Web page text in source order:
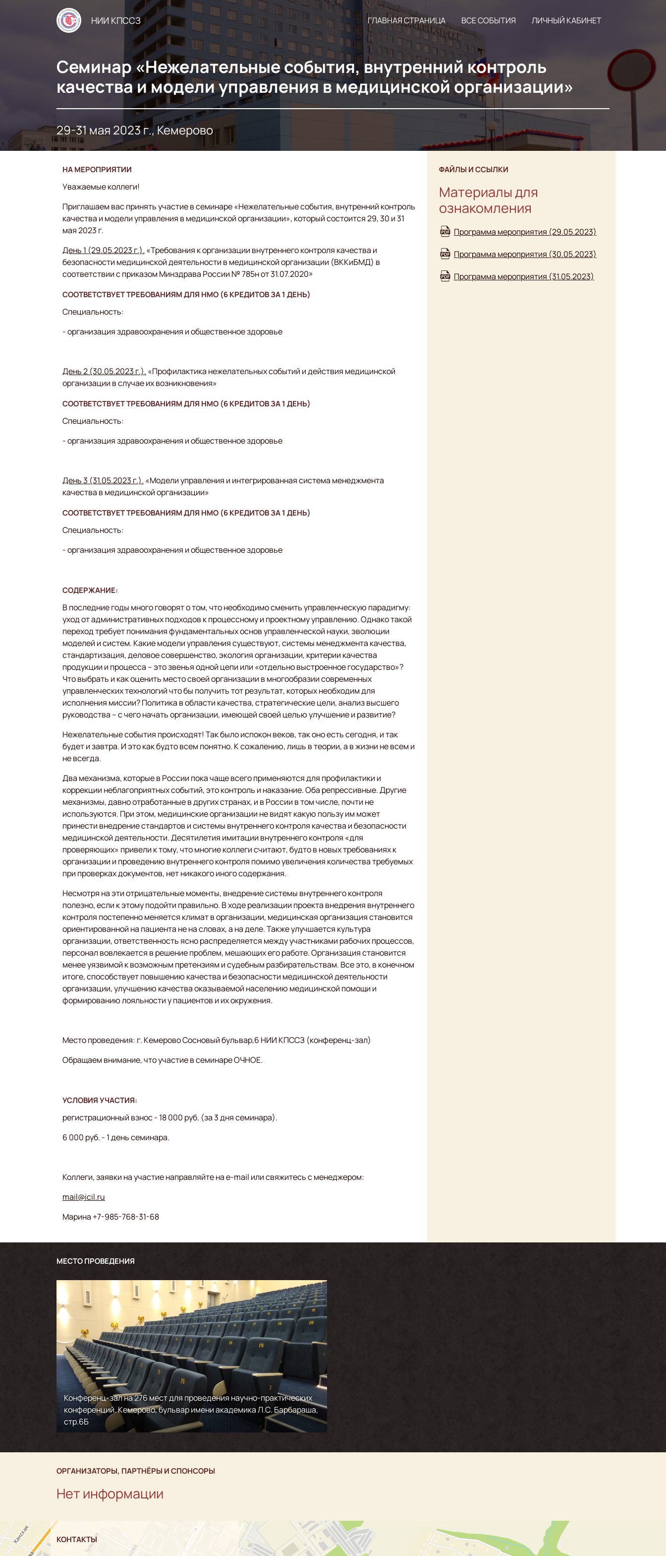
НИИ КПССЗ ГЛАВНАЯ СТРАНИЦА ВСЕ СОБЫТИЯ ЛИЧНЫЙ КАБИНЕТ
Семинар «Нежелательные события, внутренний контроль
качества и модели управления в медицинской организации»
29-31 мая 2023 г., Кемерово
НА МЕРОПРИЯТИИ
Уважаемые коллеги!
Приглашаем вас принять участие в семинаре «Нежелательные события, внутренний контроль
качества и модели управления в медицинской организации», который состоится 29, 30 и 31
мая 2023 г.
День 1 (29.05.2023 г.). «Требования к организации внутреннего контроля качества и
безопасности медицинской деятельности в медицинской организации (ВККиБМД) в
соответствии с приказом Минздрава России № 785н от 31.07.2020»
СООТВЕТСТВУЕТ ТРЕБОВАНИЯМ ДЛЯ НМО (6 КРЕДИТОВ ЗА 1 ДЕНЬ)
Специальность:
- организация здравоохранения и общественное здоровье
День 2 (30.05.2023 г.). «Профилактика нежелательных событий и действия медицинской
организации в случае их возникновения»
СООТВЕТСТВУЕТ ТРЕБОВАНИЯМ ДЛЯ НМО (6 КРЕДИТОВ ЗА 1 ДЕНЬ)
Специальность:
- организация здравоохранения и общественное здоровье
День 3 (31.05.2023 г.). «Модели управления и интегрированная система менеджмента
качества в медицинской организации»
СООТВЕТСТВУЕТ ТРЕБОВАНИЯМ ДЛЯ НМО (6 КРЕДИТОВ ЗА 1 ДЕНЬ)
Специальность:
- организация здравоохранения и общественное здоровье
СОДЕРЖАНИЕ:
В последние годы много говорят о том, что необходимо сменить управленческую парадигму:
уход от административных подходов к процессному и проектному управлению. Однако такой
переход требует понимания фундаментальных основ управленческой науки, эволюции
моделей и систем. Какие модели управления существуют, системы менеджмента качества,
стандартизация, деловое совершенство, экология организации, критерии качества
продукции и процесса – это звенья одной цепи или «отдельно выстроенное государство»?
Что выбрать и как оценить место своей организации в многообразии современных
управленческих технологий что бы получить тот результат, которых необходим для
исполнения миссии? Политика в области качества, стратегические цели, анализ высшего
руководства – с чего начать организации, имеющей своей целью улучшение и развитие?
Нежелательные события происходят! Так было испокон веков, так оно есть сегодня, и так
будет и завтра. И это как будто всем понятно. К сожалению, лишь в теории, а в жизни не всем и
не всегда.
Два механизма, которые в России пока чаще всего применяются для профилактики и
коррекции неблагоприятных событий, это контроль и наказание. Оба репрессивные. Другие
механизмы, давно отработанные в других странах, и в России в том числе, почти не
используются. При этом, медицинские организации не видят какую пользу им может
принести внедрение стандартов и системы внутреннего контроля качества и безопасности
медицинской деятельности. Десятилетия имитации внутреннего контроля «для
проверяющих» привели к тому, что многие коллеги считают, будто в новых требованиях к
организации и проведению внутреннего контроля помимо увеличения количества требуемых
при проверках документов, нет никакого иного содержания.
Несмотря на эти отрицательные моменты, внедрение системы внутреннего контроля
полезно, если к этому подойти правильно. В ходе реализации проекта внедрения внутреннего
контроля постепенно меняется климат в организации, медицинская организация становится
ориентированной на пациента не на словах, а на деле. Также улучшается культура
организации, ответственность ясно распределяется между участниками рабочих процессов,
персонал вовлекается в решение проблем, мешающих его работе. Организация становится
менее уязвимой к возможным претензиям и судебным разбирательствам. Все это, в конечном
итоге, способствует повышению качества и безопасности медицинской деятельности
организации, улучшению качества оказываемой населению медицинской помощи и
формированию лояльности у пациентов и их окружения.
Место проведения: г. Кемерово Сосновый бульвар,6 НИИ КПССЗ (конференц-зал)
Обращаем внимание, что участие в семинаре ОЧНОЕ.
УСЛОВИЯ УЧАСТИЯ:
регистрационный взнос - 18 000 руб. (за 3 дня семинара).
6 000 руб. - 1 день семинара.
Коллеги, заявки на участие направляйте на e-mail или свяжитесь с менеджером:
mail@icil.ru
Марина +7-985-768-31-68
ФАЙЛЫ И ССЫЛКИ
Материалы для
ознакомления
Программа мероприятия (29.05.2023)
Программа мероприятия (30.05.2023)
Программа мероприятия (31.05.2023)
МЕСТО ПРОВЕДЕНИЯ
Конференц-зал на 276 мест для проведения научно-практических
конференций. Кемерово, бульвар имени академика Л.С. Барбараша,
стр.6Б
ОРГАНИЗАТОРЫ, ПАРТНЁРЫ И СПОНСОРЫ
Нет информации
КОНТАКТЫ